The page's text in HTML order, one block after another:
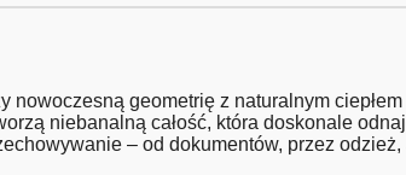
nowoczesną geometrię z naturalnym
niebanalną całość, która doskonale
– od dokumentów, przez